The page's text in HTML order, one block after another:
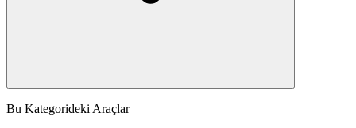
Bu Kategorideki Araçlar